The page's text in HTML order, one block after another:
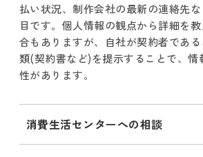
払い状況、制作会社の最新の連絡先
目です。個人情報の観点から詳細を
合もありますが、自社が契約者であ
類(契約書など)を提示することで、情
性があります。
消費生活センターへの相談